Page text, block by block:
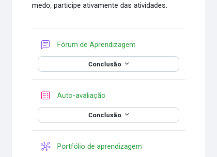
medo, participe ativamente das atividades.
Fórum de Aprendizagem
Conclusão
Auto-avaliação
Conclusão
Portfólio de aprendizagem